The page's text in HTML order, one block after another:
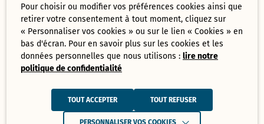
Pour choisir ou modifier vos préférences cookies ainsi que
retirer votre consentement à tout moment, cliquez sur
« Personnaliser vos cookies » ou sur le lien « Cookies » en
bas d'écran. Pour en savoir plus sur les cookies et les
données personnelles que nous utilisons :lire notre
politique de confidentialité
TOUT ACCEPTER TOUT REFUSER
PERSONNALISER VOS COOKIES